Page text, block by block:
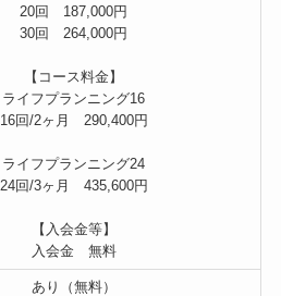
20回 187,000円
30回 264,000円
【コース料金】
ライフプランニング16
16回/2ヶ月 290,400円
ライフプランニング24
24回/3ヶ月 435,600円
【入会金等】
入会金 無料
あり（無料）